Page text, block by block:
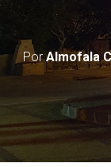
PorAlmofala